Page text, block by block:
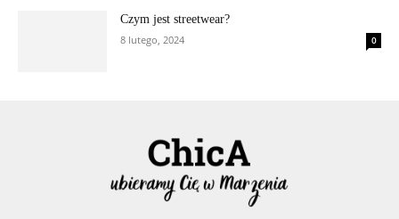
Czym jest streetwear?
8 lutego, 2024
0